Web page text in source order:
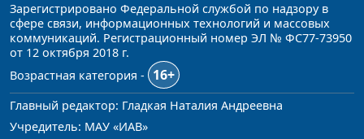
Зарегистрировано Федеральной службой по надзору в
сфере связи, информационных технологий и массовых
коммуникаций. Регистрационный номер ЭЛ № ФС77-73950
от 12 октября 2018 г.
Возрастная категория -
16+
Главный редактор: Гладкая Наталия Андреевна
Учредитель: МАУ «ИАВ»